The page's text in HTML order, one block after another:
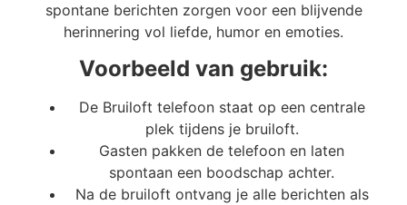
spontane berichten zorgen voor een blijvende
herinnering vol liefde, humor en emoties.
Voorbeeld van gebruik:
De Bruiloft telefoon staat op een centrale
plek tijdens je bruiloft.
Gasten pakken de telefoon en laten
spontaan een boodschap achter.
Na de bruiloft ontvang je alle berichten als